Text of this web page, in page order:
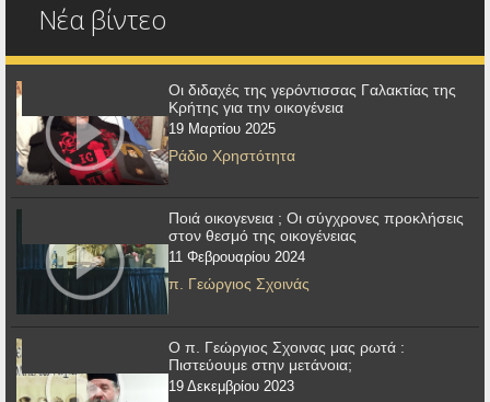
Νέα βίντεο
Οι διδαχές της γερόντισσας Γαλακτίας της
Κρήτης για την οικογένεια
19 Μαρτίου 2025
Ράδιο Χρηστότητα
Ποιά οικογενεια ; Οι σύγχρονες προκλήσεις
στον θεσμό της οικογένειας
11 Φεβρουαρίου 2024
π. Γεώργιος Σχοινάς
Ο π. Γεώργιος Σχοινας μας ρωτά :
Πιστεύουμε στην μετάνοια;
19 Δεκεμβρίου 2023